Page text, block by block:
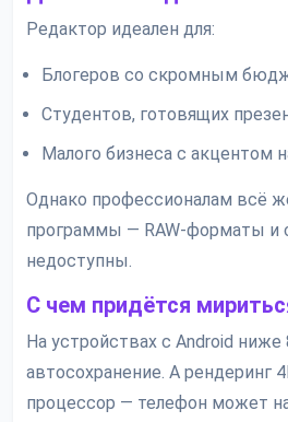
Редактор идеален для:
Блогеров со скромным
Студентов, готовящих
Малого бизнеса с акцентом
Однако профессионалам всё
программы — RAW-форматы и
недоступны.
С чем придётся
На устройствах с Android
автосохранение. А рендеринг
процессор — телефон может